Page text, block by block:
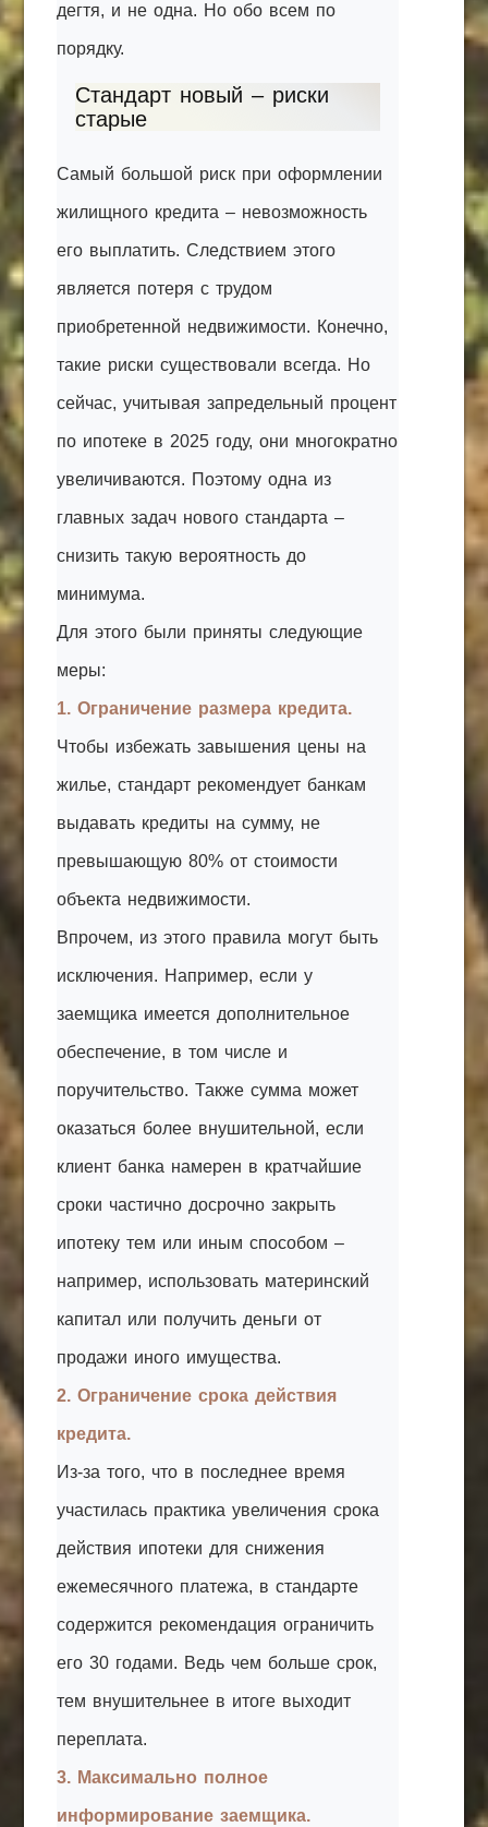
дегтя, и не одна. Но обо всем по
порядку.
Стандарт новый – риски
старые
Самый большой риск при оформлении
жилищного кредита – невозможность
его выплатить. Следствием этого
является потеря с трудом
приобретенной недвижимости. Конечно,
такие риски существовали всегда. Но
сейчас, учитывая запредельный процент
по ипотеке в 2025 году, они многократно
увеличиваются. Поэтому одна из
главных задач нового стандарта –
снизить такую вероятность до
минимума.
Для этого были приняты следующие
меры:
1. Ограничение размера кредита.
Чтобы избежать завышения цены на
жилье, стандарт рекомендует банкам
выдавать кредиты на сумму, не
превышающую 80% от стоимости
объекта недвижимости.
Впрочем, из этого правила могут быть
исключения. Например, если у
заемщика имеется дополнительное
обеспечение, в том числе и
поручительство. Также сумма может
оказаться более внушительной, если
клиент банка намерен в кратчайшие
сроки частично досрочно закрыть
ипотеку тем или иным способом –
например, использовать материнский
капитал или получить деньги от
продажи иного имущества.
2. Ограничение срока действия
кредита.
Из-за того, что в последнее время
участилась практика увеличения срока
действия ипотеки для снижения
ежемесячного платежа, в стандарте
содержится рекомендация ограничить
его 30 годами. Ведь чем больше срок,
тем внушительнее в итоге выходит
переплата.
3. Максимально полное
информирование заемщика.